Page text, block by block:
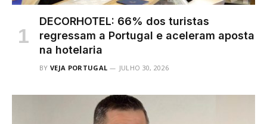
DECORHOTEL: 66% dos turistas
regressam a Portugal e aceleram aposta
na hotelaria
BY VEJA PORTUGAL JULHO 30, 2026